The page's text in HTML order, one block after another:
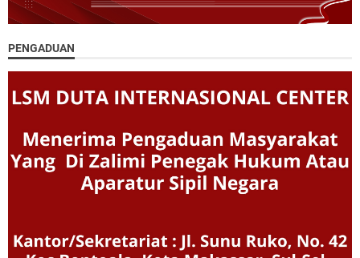
PENGADUAN